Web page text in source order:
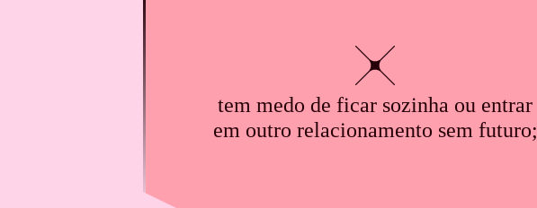
tem medo de ficar sozinha ou entrar
em outro relacionamento sem futuro;